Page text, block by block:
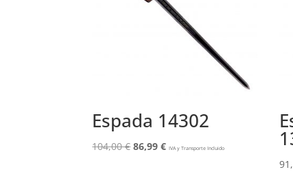
Espada 14302
104,00€El
86,99€ElIVA y Transporte Incluido